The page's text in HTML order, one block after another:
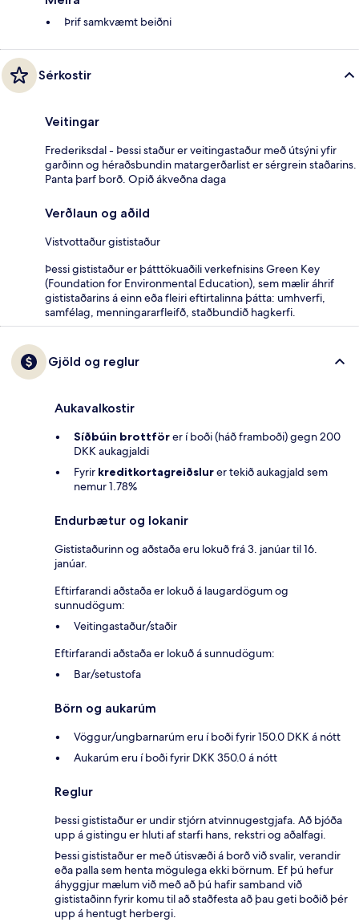
Þrif samkvæmt beiðni
Sérkostir
Veitingar
Frederiksdal - Þessi staður er veitingastaður með útsýni yfir
garðinn og héraðsbundin matargerðarlist er sérgrein staðarins.
Panta þarf borð. Opið ákveðna daga
Verðlaun og aðild
Vistvottaður gististaður
Þessi gististaður er þátttökuaðili verkefnisins Green Key
(Foundation for Environmental Education), sem mælir áhrif
gististaðarins á einn eða fleiri eftirtalinna þátta: umhverfi,
samfélag, menningararfleifð, staðbundið hagkerfi.
Gjöld og reglur
Aukavalkostir
Síðbúin brottförer í boði (háð framboði) gegn 200
DKK aukagjaldi
Fyrir kreditkortagreiðslurer tekið aukagjald sem
nemur 1.78%
Endurbætur og lokanir
Gististaðurinn og aðstaða eru lokuð frá 3. janúar til 16.
janúar.
Eftirfarandi aðstaða er lokuð á laugardögum og
sunnudögum:
Veitingastaður/staðir
Eftirfarandi aðstaða er lokuð á sunnudögum:
Bar/setustofa
Börn og aukarúm
Vöggur/ungbarnarúm eru í boði fyrir 150.0 DKK á nótt
Aukarúm eru í boði fyrir DKK 350.0 á nótt
Reglur
Þessi gististaður er undir stjórn atvinnugestgjafa. Að bjóða
upp á gistingu er hluti af starfi hans, rekstri og aðalfagi.
Þessi gististaður er með útisvæði á borð við svalir, verandir
eða palla sem henta mögulega ekki börnum. Ef þú hefur
áhyggjur mælum við með að þú hafir samband við
gististaðinn fyrir komu til að staðfesta að þau geti boðið þér
upp á hentugt herbergi.